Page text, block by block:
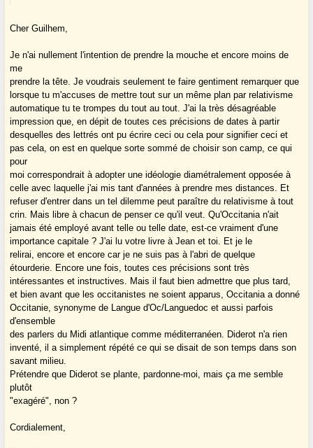
Cher Guilhem,
Je n'ai nullement l'intention de prendre la mouche et encore moins de
me
prendre la tête. Je voudrais seulement te faire gentiment remarquer que
lorsque tu m'accuses de mettre tout sur un même plan par relativisme
automatique tu te trompes du tout au tout. J'ai la très désagréable
impression que, en dépit de toutes ces précisions de dates à partir
desquelles des lettrés ont pu écrire ceci ou cela pour signifier ceci et
pas cela, on est en quelque sorte sommé de choisir son camp, ce qui
pour
moi correspondrait à adopter une idéologie diamétralement opposée à
celle avec laquelle j'ai mis tant d'années à prendre mes distances. Et
refuser d'entrer dans un tel dilemme peut paraître du relativisme à tout
crin. Mais libre à chacun de penser ce qu'il veut. Qu'Occitania n'ait
jamais été employé avant telle ou telle date, est-ce vraiment d'une
importance capitale ? J'ai lu votre livre à Jean et toi. Et je le
relirai, encore et encore car je ne suis pas à l'abri de quelque
étourderie. Encore une fois, toutes ces précisions sont très
intéressantes et instructives. Mais il faut bien admettre que plus tard,
et bien avant que les occitanistes ne soient apparus, Occitania a donné
Occitanie, synonyme de Langue d'Oc/Languedoc et aussi parfois
d'ensemble
des parlers du Midi atlantique comme méditerranéen. Diderot n'a rien
inventé, il a simplement répété ce qui se disait de son temps dans son
savant milieu.
Prétendre que Diderot se plante, pardonne-moi, mais ça me semble
plutôt
"exagéré", non ?
Cordialement,